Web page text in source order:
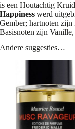
is een Houtachtig
Happiness werd
Gember; hartnoten
Basisnoten zijn
Andere suggesties…